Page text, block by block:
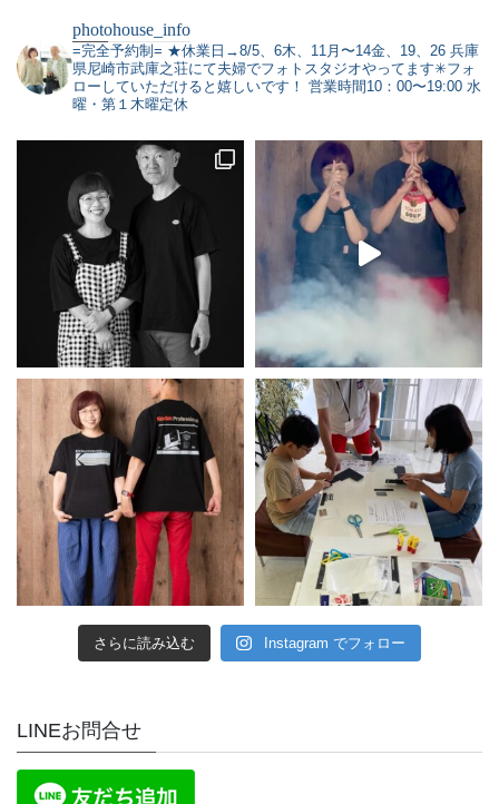
photohouse_info
=完全予約制= ★休業日→8/5、6木、11月〜14金、19、26 兵庫
県尼崎市武庫之荘にて夫婦でフォトスタジオやってます✳︎フォ
ローしていただけると嬉しいです！ 営業時間10：00〜19:00 水
曜・第１木曜定休
さらに読み込む Instagram でフォロー
LINEお問合せ